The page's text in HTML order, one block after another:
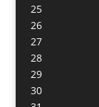
25
26
27
28
29
30